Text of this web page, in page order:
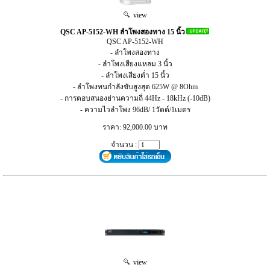
view
QSC AP-5152-WH ลำโพงสองทาง 15 นิ้ว
QSC AP-5152-WH
- ลำโพงสองทาง
- ลำโพงเสียงแหลม 3 นิ้ว
- ลำโพงเสียงต่ำ 15 นิ้ว
- ลำโพงทนกำลังขับสูงสุด 625W @ 8Ohm
- การตอบสนองย่านความถี่ 44Hz - 18kHz (-10dB)
- ความไวลำโพง 96dB/ 1วัตต์/1เมตร
ราคา: 92,000.00 บาท
จำนวน :
view